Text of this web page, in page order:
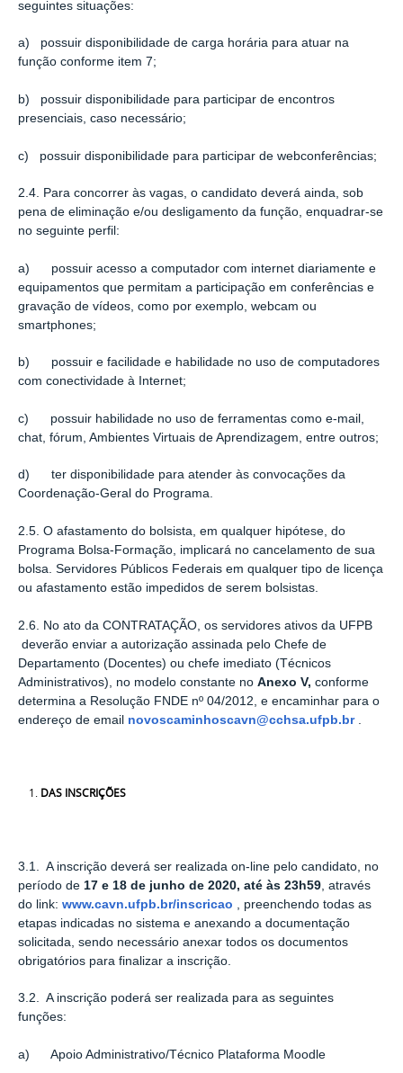
seguintes situações:
a) possuir disponibilidade de carga horária para atuar na
função conforme item 7;
b) possuir disponibilidade para participar de encontros
presenciais, caso necessário;
c) possuir disponibilidade para participar de webconferências;
2.4. Para concorrer às vagas, o candidato deverá ainda, sob
pena de eliminação e/ou desligamento da função, enquadrar-se
no seguinte perfil:
a) possuir acesso a computador com internet diariamente e
equipamentos que permitam a participação em conferências e
gravação de vídeos, como por exemplo, webcam ou
smartphones;
b) possuir e facilidade e habilidade no uso de computadores
com conectividade à Internet;
c) possuir habilidade no uso de ferramentas como e-mail,
chat, fórum, Ambientes Virtuais de Aprendizagem, entre outros;
d) ter disponibilidade para atender às convocações da
Coordenação-Geral do Programa.
2.5. O afastamento do bolsista, em qualquer hipótese, do
Programa Bolsa-Formação, implicará no cancelamento de sua
bolsa. Servidores Públicos Federais em qualquer tipo de licença
ou afastamento estão impedidos de serem bolsistas.
2.6. No ato da CONTRATAÇÃO, os servidores ativos da UFPB
deverão enviar a autorização assinada pelo Chefe de
Departamento (Docentes) ou chefe imediato (Técnicos
Administrativos), no modelo constante no Anexo V, conforme
determina a Resolução FNDE nº 04/2012, e encaminhar para o
endereço de email novoscaminhoscavn@cchsa.ufpb.br.
DAS INSCRIÇÕES
3.1. A inscrição deverá ser realizada on-line pelo candidato, no
período de 17 e 18 de junho de 2020, até às 23h59 , através
do link: www.cavn.ufpb.br/inscricao , preenchendo todas as
etapas indicadas no sistema e anexando a documentação
solicitada, sendo necessário anexar todos os documentos
obrigatórios para finalizar a inscrição.
3.2. A inscrição poderá ser realizada para as seguintes
funções:
a) Apoio Administrativo/Técnico Plataforma Moodle